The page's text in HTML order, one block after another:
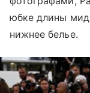
юбке длины
нижнее белье.